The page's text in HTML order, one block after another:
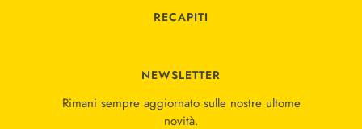
RECAPITI
NEWSLETTER
Rimani sempre aggiornato sulle nostre ultome
novità.